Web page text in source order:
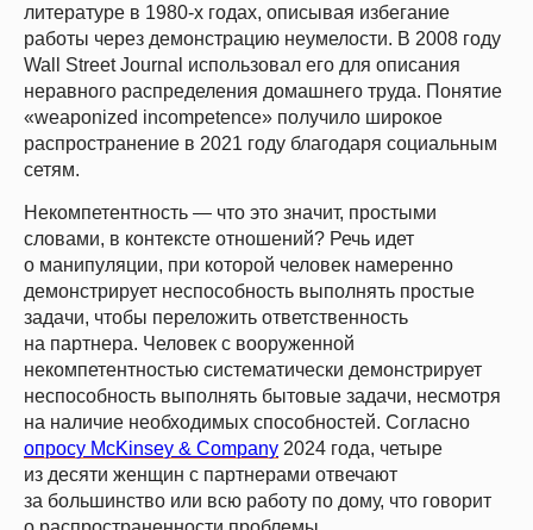
литературе в 1980-х годах, описывая избегание
работы через демонстрацию неумелости. В 2008 году
Wall Street Journal использовал его для описания
неравного распределения домашнего труда. Понятие
«weaponized incompetence» получило широкое
распространение в 2021 году благодаря социальным
сетям.
Некомпетентность — что это значит, простыми
словами, в контексте отношений? Речь идет
о манипуляции, при которой человек намеренно
демонстрирует неспособность выполнять простые
задачи, чтобы переложить ответственность
на партнера. Человек с вооруженной
некомпетентностью систематически демонстрирует
неспособность выполнять бытовые задачи, несмотря
на наличие необходимых способностей. Согласно
опросу McKinsey & Company 2024 года, четыре
из десяти женщин с партнерами отвечают
за большинство или всю работу по дому, что говорит